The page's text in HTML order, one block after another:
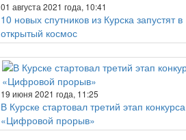
01 августа 2021 года, 10:41
10 новых спутников из Курска запустят в
открытый космос
19 июня 2021 года, 11:25
В Курске стартовал третий этап конкурса
«Цифровой прорыв»